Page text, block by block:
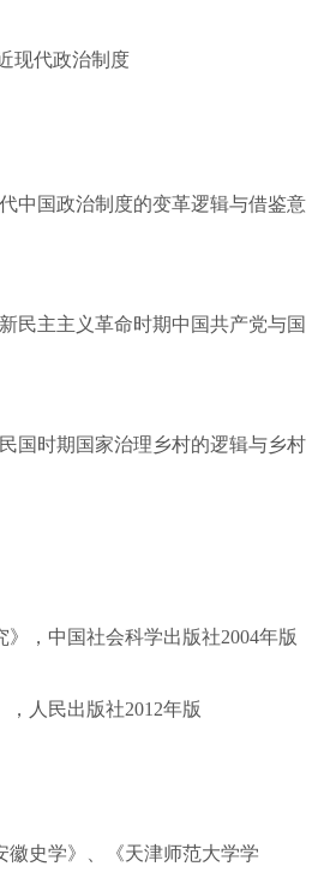
现代政治制度
中国政治制度的变革逻辑与借鉴意
民主主义革命时期中国共产党与国
国时期国家治理乡村的逻辑与乡村
》，中国社会科学出版社2004年版
，人民出版社2012年版
徽史学》、《天津师范大学学